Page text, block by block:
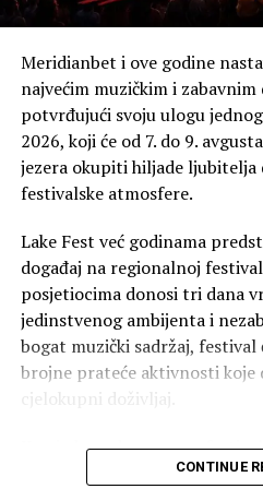
motivaciju?
Poslije svih dešavanja u
ostvario najbolji rezultat u
težak mentalni period. Nisam
forma koju sam godinama
Osjećao sam da sam i dalje
novi izazov, a ideja za HYROX
da nastavim da se dokazujem i
mogućem svjetlu.
Koliko ti je karate pomogao
zahtjevno takmičenje koje
funkcionalne vježbe?
provedene u vrhunskom
Meridianbet i ove godine
najvećim muzičkim i
potvrđujući svoju ulogu
2026, koji će od 7. do 9.
jezera okupiti hiljade ljubitelja
festivalske atmosfere.
Lake Fest već godinama
događaj na regionalnoj
posjetiocima donosi tri dana
jedinstvenog ambijenta i
bogat muzički sadržaj,
brojne prateće aktivnosti
cjelokupni doživljaj.
Kao jedan od sponzora
godine biti dio festivalske
CONTINUE